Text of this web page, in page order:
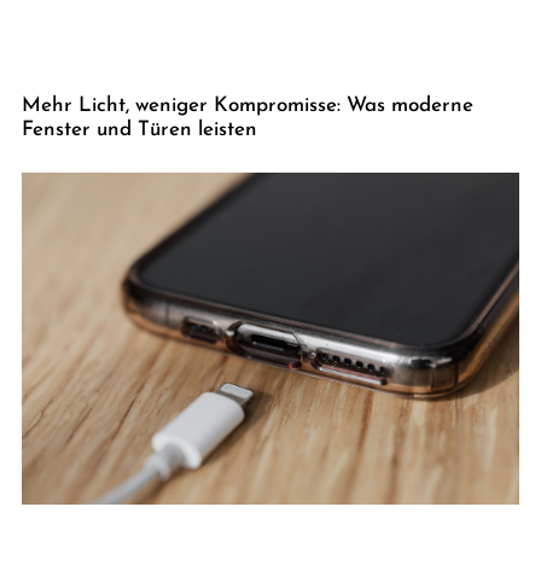
Mehr Licht, weniger Kompromisse: Was moderne
Fenster und Türen leisten